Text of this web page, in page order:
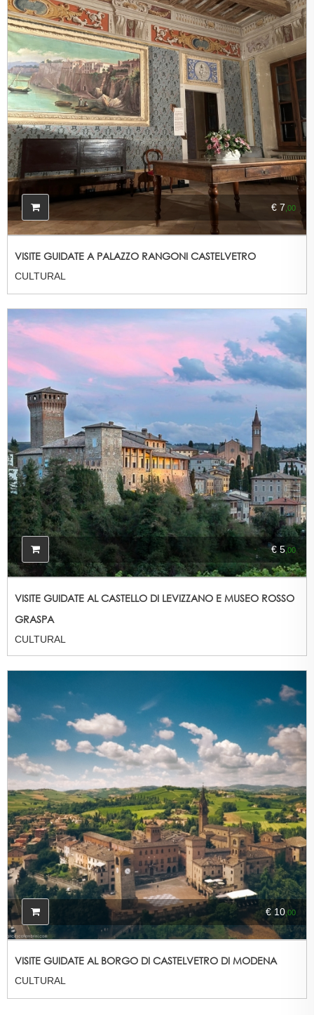
€ 7 ,00
VISITE GUIDATE A PALAZZO RANGONI CASTELVETRO
CULTURAL
€ 5,00
VISITE GUIDATE AL CASTELLO DI LEVIZZANO E MUSEO ROSSO
GRASPA
CULTURAL
€ 10 ,00
VISITE GUIDATE AL BORGO DI CASTELVETRO DI MODENA
CULTURAL